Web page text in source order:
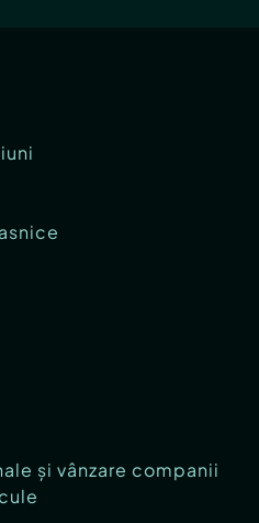
și vânzare companii